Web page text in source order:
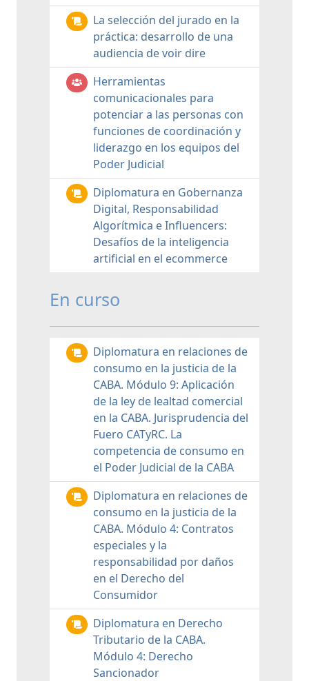
La selección del jurado en la
práctica: desarrollo de una
audiencia de voir dire
Herramientas
comunicacionales para
potenciar a las personas con
funciones de coordinación y
liderazgo en los equipos del
Poder Judicial
Diplomatura en Gobernanza
Digital, Responsabilidad
Algorítmica e Influencers:
Desafíos de la inteligencia
artificial en el ecommerce
En curso
Diplomatura en relaciones de
consumo en la justicia de la
CABA. Módulo 9: Aplicación
de la ley de lealtad comercial
en la CABA. Jurisprudencia del
Fuero CATyRC. La
competencia de consumo en
el Poder Judicial de la CABA
Diplomatura en relaciones de
consumo en la justicia de la
CABA. Módulo 4: Contratos
especiales y la
responsabilidad por daños
en el Derecho del
Consumidor
Diplomatura en Derecho
Tributario de la CABA.
Módulo 4: Derecho
Sancionador